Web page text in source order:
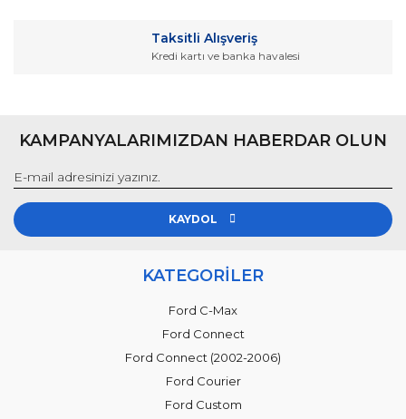
Taksitli Alışveriş
Kredi kartı ve banka havalesi
KAMPANYALARIMIZDAN HABERDAR OLUN
KAYDOL
KATEGORİLER
Ford C-Max
Ford Connect
Ford Connect (2002-2006)
Ford Courier
Ford Custom